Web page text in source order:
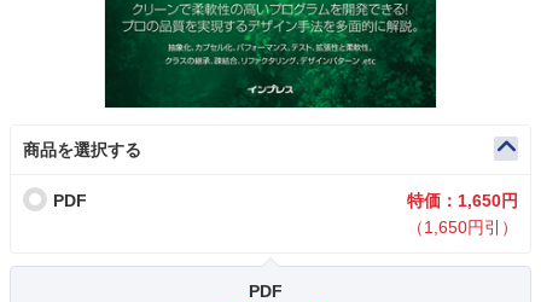
商品を選択する
PDF
特価：1,650円
（1,650円引）
PDF